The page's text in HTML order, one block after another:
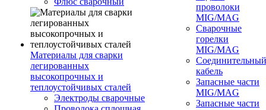
Материалы для сварки
легированных
высокопрочных и
теплоустойчивых сталей
Электроды сварочные
проволоки
MIG/MAG
Сварочные
горелки
MIG/MAG
Соединительный
кабель
Запасные части
MIG/MAG
Запасные части